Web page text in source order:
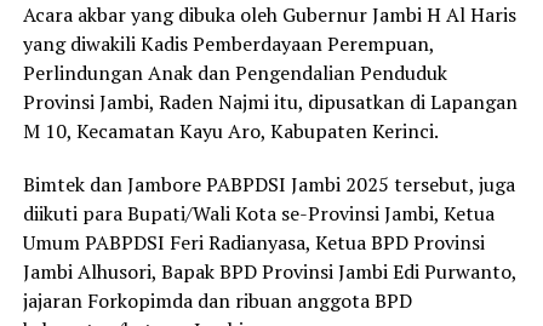
Acara akbar yang dibuka oleh Gubernur Jambi H Al Haris
yang diwakili Kadis Pemberdayaan Perempuan,
Perlindungan Anak dan Pengendalian Penduduk
Provinsi Jambi, Raden Najmi itu, dipusatkan di Lapangan
M 10, Kecamatan Kayu Aro, Kabupaten Kerinci.
Bimtek dan Jambore PABPDSI Jambi 2025 tersebut, juga
diikuti para Bupati/Wali Kota se-Provinsi Jambi, Ketua
Umum PABPDSI Feri Radianyasa, Ketua BPD Provinsi
Jambi Alhusori, Bapak BPD Provinsi Jambi Edi Purwanto,
jajaran Forkopimda dan ribuan anggota BPD